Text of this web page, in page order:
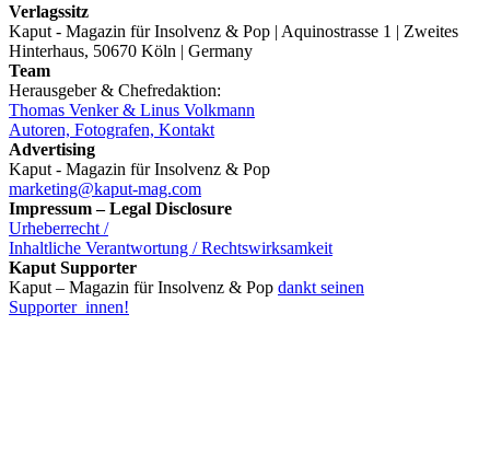
Verlagssitz
Kaput - Magazin für Insolvenz & Pop | Aquinostrasse 1 | Zweites
Hinterhaus, 50670 Köln | Germany
Team
Herausgeber & Chefredaktion:
Thomas Venker & Linus Volkmann
Autoren, Fotografen, Kontakt
Advertising
Kaput - Magazin für Insolvenz & Pop
marketing@kaput-mag.com
Impressum – Legal Disclosure
Urheberrecht /
Inhaltliche Verantwortung / Rechtswirksamkeit
Kaput Supporter
Kaput – Magazin für Insolvenz & Pop dankt seinen
Supporter_innen!